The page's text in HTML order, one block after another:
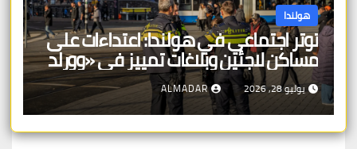
هولندا
توتر اجتماعي في هولندا: اعتداءات على
مساكن لاجئين وبلاغات تمييز في «وورلد
برايد»
يوليو 28, 2026 ALMADAR